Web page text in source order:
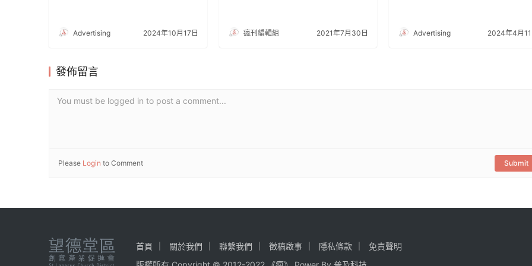
Advertising 2024年10月17日 瘋刊編輯組 2021年7月30日 Advertising 2024年4月
發佈留言
You must be logged in to post a comment...
Please Login to Comment Submit
首頁 關於我們 聯繫我們 徵稿啟事 隱私條款
免責聲明